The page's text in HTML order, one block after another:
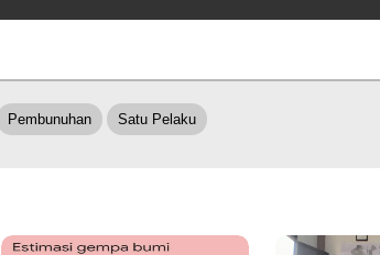
Pembunuhan Satu Pelaku